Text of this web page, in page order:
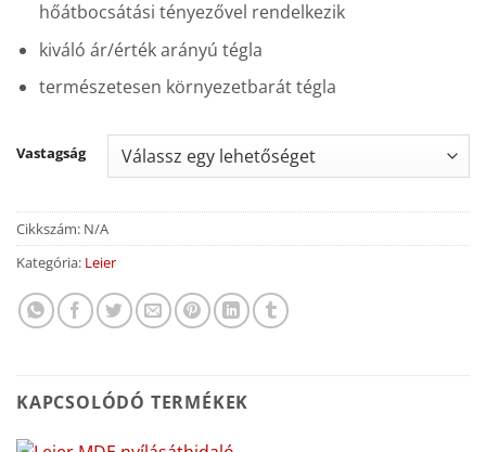
hőátbocsátási tényezővel rendelkezik
kiváló ár/érték arányú tégla
természetesen környezetbarát tégla
Vastagság
Cikkszám: N/A
Kategória: Leier
KAPCSOLÓDÓ TERMÉKEK